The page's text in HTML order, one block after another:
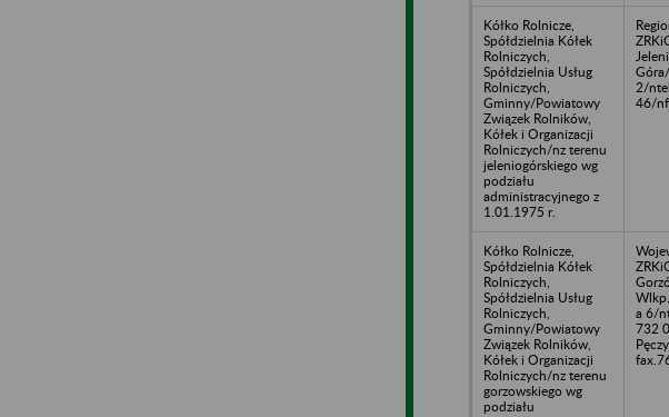
Kółko Rolnicze,
Spółdzielnia Kółek
Rolniczych,
Spółdzielnia Usług
Rolniczych,
Gminny/Powiatowy
Związek Rolników,
Kółek i Organizacji
Rolniczych/nz terenu
jeleniogórskiego wg
podziału
administracyjnego z
1.01.1975 r.
2/
46/
Kółko Rolnicze,
Spółdzielnia Kółek
Rolniczych,
Spółdzielnia Usług
Rolniczych,
Gminny/Powiatowy
Związek Rolników,
Kółek i Organizacji
Rolniczych/nz terenu
gorzowskiego wg
podziału
a 6/
732